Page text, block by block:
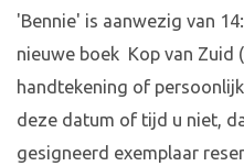
'Bennie' is aanwezig van
nieuwe boek Kop van Zuid
handtekening of
deze datum of tijd u niet,
gesigneerd exemplaar